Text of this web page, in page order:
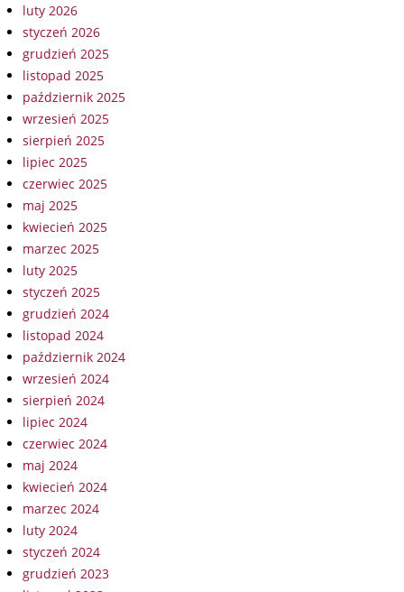
luty 2026
styczeń 2026
grudzień 2025
listopad 2025
październik 2025
wrzesień 2025
sierpień 2025
lipiec 2025
czerwiec 2025
maj 2025
kwiecień 2025
marzec 2025
luty 2025
styczeń 2025
grudzień 2024
listopad 2024
październik 2024
wrzesień 2024
sierpień 2024
lipiec 2024
czerwiec 2024
maj 2024
kwiecień 2024
marzec 2024
luty 2024
styczeń 2024
grudzień 2023